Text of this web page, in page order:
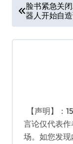
章
导
脸书紧急关
器人开始自
【声明】：
言论仅代表
场。如您发